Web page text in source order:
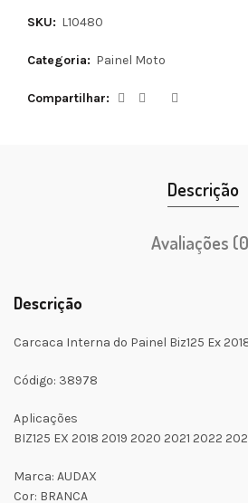
SKU: L10480
Categoria: Painel Moto
Compartilhar
Descrição
Avaliações
Descrição
Carcaca Interna do Painel Biz125 Ex
Código: 38978
Aplicações
BIZ125 EX 2018 2019 2020 2021 2022
Marca: AUDAX
Cor: BRANCA